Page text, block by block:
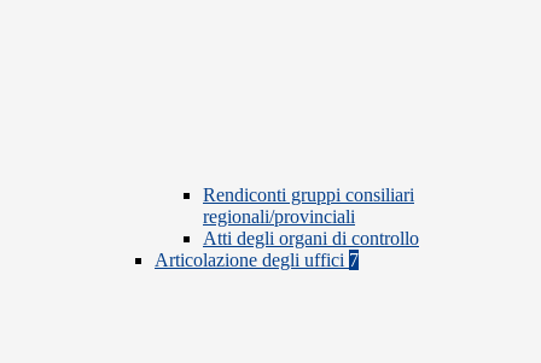
Rendiconti gruppi consiliari
regionali/provinciali
Atti degli organi di controllo
Articolazione degli uffici 7